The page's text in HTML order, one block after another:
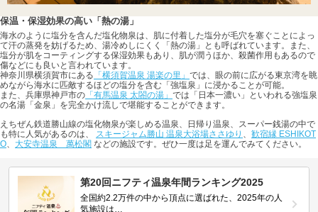
保温・保湿効果の高い「熱の湯」
海水のように塩分を含んだ塩化物泉は、肌に付着した塩分が毛穴を塞ぐことによっ
て汗の蒸発を妨げるため、湯冷めしにくく「熱の湯」とも呼ばれています。また、
塩分が肌をコーティングする保湿効果もあり、肌が潤うほか、殺菌作用もあるので
傷などにも良いと言われています。
神奈川県横須賀市にある 「横須賀温泉 湯楽の里」 では、眼の前に広がる東京湾を眺
めながら海水に匹敵するほどの塩分を含む「強塩泉」に浸かることが可能。
また、兵庫県神戸市の 「有馬温泉 太閤の湯」 では「日本一濃い」といわれる強塩泉
の名湯「金泉」を完全かけ流しで堪能することができます。
えちぜん鉄道勝山線の塩化物泉が楽しめる温泉、日帰り温泉、スーパー銭湯の中で
も特に人気があるのは、 スキージャム勝山 温泉大浴場ささゆり 、 歓宿縁 ESHIKOT
O、 大安寺温泉 萬松閣 などの施設です。ぜひ一度は足を運んでみてください。
第20回ニフティ温泉年間ランキング2025
全国約2.2万件の中から頂点に選ばれた、2025年の人
気施設は…